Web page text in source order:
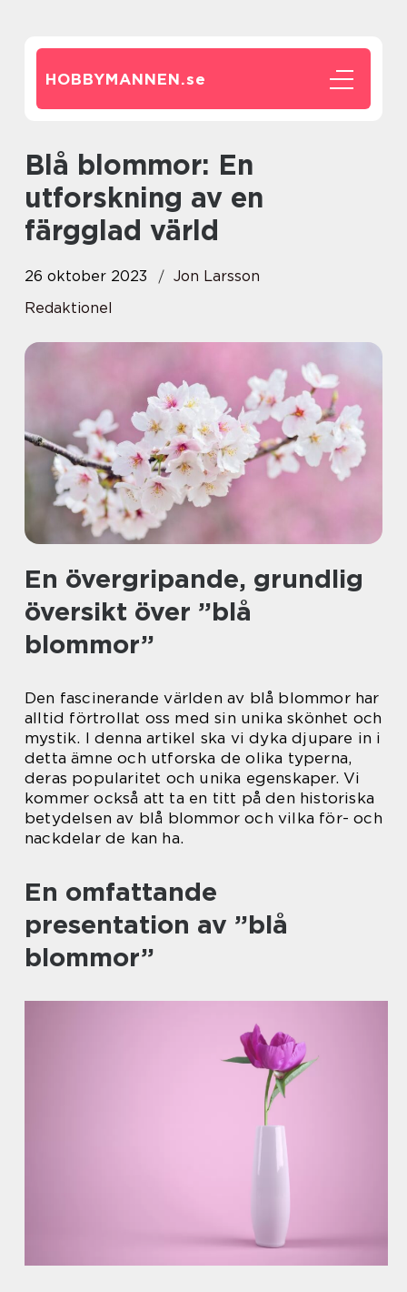
HOBBYMANNEN.se
Blå blommor: En
utforskning av en
färgglad värld
26 oktober 2023
Jon Larsson
Redaktionel
En övergripande, grundlig
översikt över ”blå
blommor”
Den fascinerande världen av blå blommor har
alltid förtrollat oss med sin unika skönhet och
mystik. I denna artikel ska vi dyka djupare in i
detta ämne och utforska de olika typerna,
deras popularitet och unika egenskaper. Vi
kommer också att ta en titt på den historiska
betydelsen av blå blommor och vilka för- och
nackdelar de kan ha.
En omfattande
presentation av ”blå
blommor”